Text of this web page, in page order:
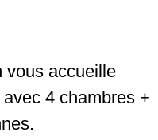
vous accueille
4 chambres +